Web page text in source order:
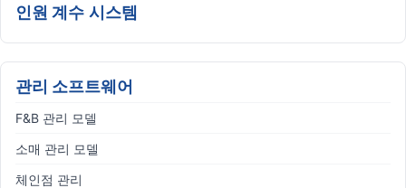
인원 계수 시스템
관리 소프트웨어
F&B 관리 모델
소매 관리 모델
체인점 관리